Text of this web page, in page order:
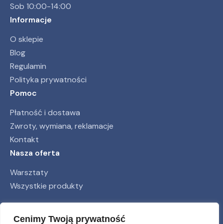
Cenimy Twoją prywatność
Sob 10:00-14:00
Informacje
O sklepie
Blog
Regulamin
Polityka prywatności
Pomoc
Płatność i dostawa
Zwroty, wymiana, reklamacje
Kontakt
Nasza oferta
Warsztaty
Wszystkie produkty